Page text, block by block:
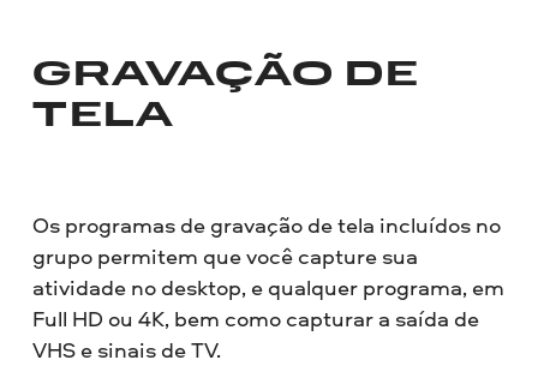
GRAVAÇÃO DE
TELA
Os programas de gravação de tela incluídos no
grupo permitem que você capture sua
atividade no desktop, e qualquer programa, em
Full HD ou 4K, bem como capturar a saída de
VHS e sinais de TV.